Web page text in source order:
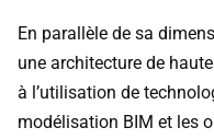
En parallèle de sa
une architecture de
à l’utilisation de
modélisation BIM et les